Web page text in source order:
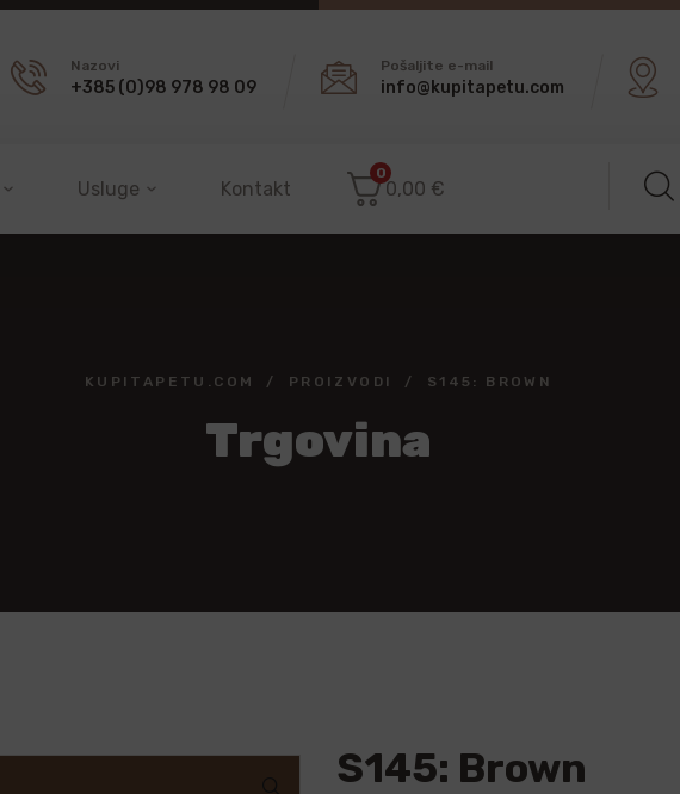
Nazovi
+385 (0)98 978 98 09
Pošaljite e-mail
info@kupitapetu.com
Usluge Kontakt
0
0,00 €
KUPITAPETU.COM PROIZVODI S145: BROWN
Trgovina
S145: Brown